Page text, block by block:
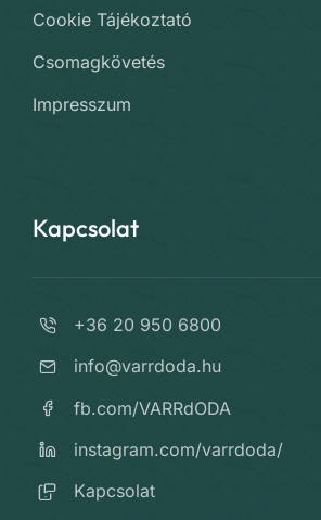
Cookie Tájékoztató
Csomagkövetés
Impresszum
Kapcsolat
+36 20 950 6800
info@varrdoda.hu
fb.com/VARRdODA
instagram.com/varrdoda/
Kapcsolat